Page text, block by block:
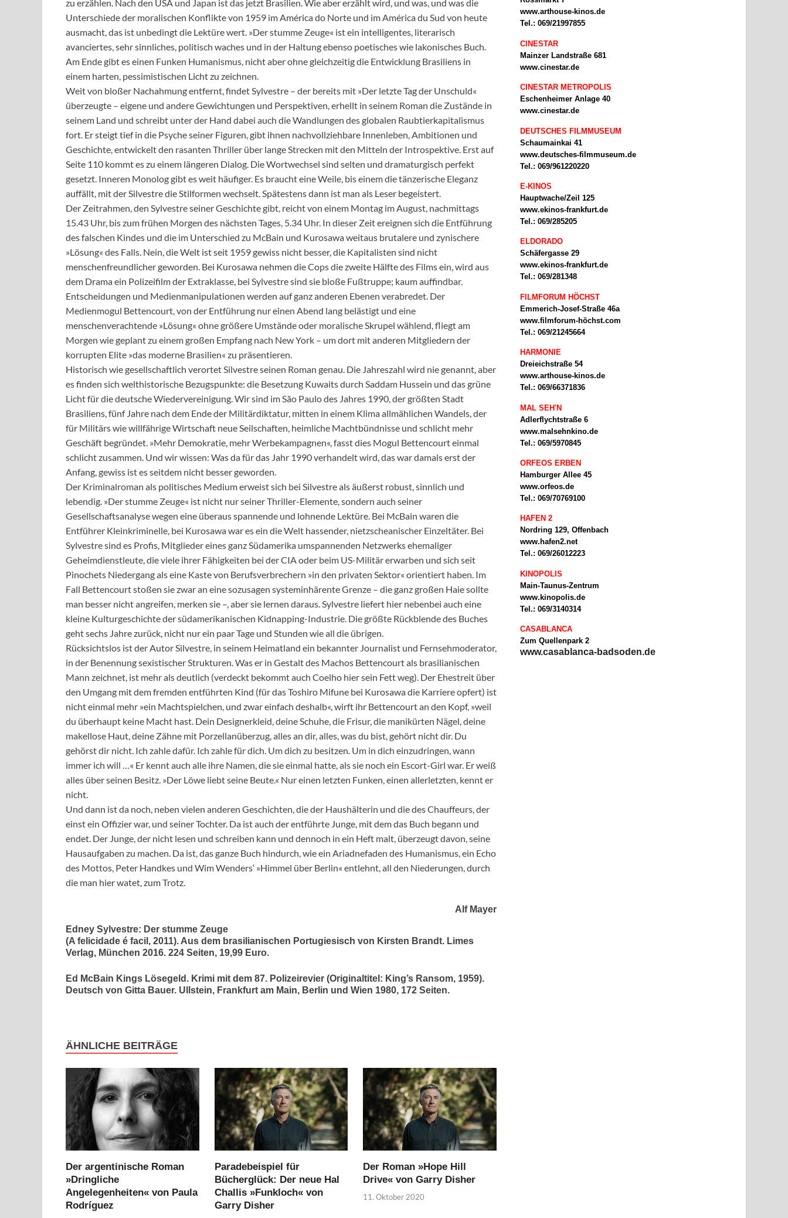
zu erzählen. Nach den USA und Japan ist das jetzt Brasilien. Wie aber erzählt wird, und was, und was die
Unterschiede der moralischen Konflikte von 1959 im América do Norte und im América du Sud von heute
ausmacht, das ist unbedingt die Lektüre wert. »Der stumme Zeuge« ist ein intelligentes, literarisch
avanciertes, sehr sinnliches, politisch waches und in der Haltung ebenso poetisches wie lakonisches Buch.
Am Ende gibt es einen Funken Humanismus, nicht aber ohne gleichzeitig die Entwicklung Brasiliens in
einem harten, pessimistischen Licht zu zeichnen.
Weit von bloßer Nachahmung entfernt, findet Sylvestre – der bereits mit »Der letzte Tag der Unschuld«
überzeugte – eigene und andere Gewichtungen und Perspektiven, erhellt in seinem Roman die Zustände in
seinem Land und schreibt unter der Hand dabei auch die Wandlungen des globalen Raubtierkapitalismus
fort. Er steigt tief in die Psyche seiner Figuren, gibt ihnen nachvollziehbare Innenleben, Ambitionen und
Geschichte, entwickelt den rasanten Thriller über lange Strecken mit den Mitteln der Introspektive. Erst auf
Seite 110 kommt es zu einem längeren Dialog. Die Wortwechsel sind selten und dramaturgisch perfekt
gesetzt. Inneren Monolog gibt es weit häufiger. Es braucht eine Weile, bis einem die tänzerische Eleganz
auffällt, mit der Silvestre die Stilformen wechselt. Spätestens dann ist man als Leser begeistert.
Der Zeitrahmen, den Sylvestre seiner Geschichte gibt, reicht von einem Montag im August, nachmittags
15.43 Uhr, bis zum frühen Morgen des nächsten Tages, 5.34 Uhr. In dieser Zeit ereignen sich die Entführung
des falschen Kindes und die im Unterschied zu McBain und Kurosawa weitaus brutalere und zynischere
»Lösung« des Falls. Nein, die Welt ist seit 1959 gewiss nicht besser, die Kapitalisten sind nicht
menschenfreundlicher geworden. Bei Kurosawa nehmen die Cops die zweite Hälfte des Films ein, wird aus
dem Drama ein Polizeifilm der Extraklasse, bei Sylvestre sind sie bloße Fußtruppe; kaum auffindbar.
Entscheidungen und Medienmanipulationen werden auf ganz anderen Ebenen verabredet. Der
Medienmogul Bettencourt, von der Entführung nur einen Abend lang belästigt und eine
menschenverachtende »Lösung« ohne größere Umstände oder moralische Skrupel wählend, fliegt am
Morgen wie geplant zu einem großen Empfang nach New York – um dort mit anderen Mitgliedern der
korrupten Elite »das moderne Brasilien« zu präsentieren.
Historisch wie gesellschaftlich verortet Silvestre seinen Roman genau. Die Jahreszahl wird nie genannt, aber
es finden sich welthistorische Bezugspunkte: die Besetzung Kuwaits durch Saddam Hussein und das grüne
Licht für die deutsche Wiedervereinigung. Wir sind im São Paulo des Jahres 1990, der größten Stadt
Brasiliens, fünf Jahre nach dem Ende der Militärdiktatur, mitten in einem Klima allmählichen Wandels, der
für Militärs wie willfährige Wirtschaft neue Seilschaften, heimliche Machtbündnisse und schlicht mehr
Geschäft begründet. »Mehr Demokratie, mehr Werbekampagnen«, fasst dies Mogul Bettencourt einmal
schlicht zusammen. Und wir wissen: Was da für das Jahr 1990 verhandelt wird, das war damals erst der
Anfang, gewiss ist es seitdem nicht besser geworden.
Der Kriminalroman als politisches Medium erweist sich bei Silvestre als äußerst robust, sinnlich und
lebendig. »Der stumme Zeuge« ist nicht nur seiner Thriller-Elemente, sondern auch seiner
Gesellschaftsanalyse wegen eine überaus spannende und lohnende Lektüre. Bei McBain waren die
Entführer Kleinkriminelle, bei Kurosawa war es ein die Welt hassender, nietzscheanischer Einzeltäter. Bei
Sylvestre sind es Profis, Mitglieder eines ganz Südamerika umspannenden Netzwerks ehemaliger
Geheimdienstleute, die viele ihrer Fähigkeiten bei der CIA oder beim US-Militär erwarben und sich seit
Pinochets Niedergang als eine Kaste von Berufsverbrechern »in den privaten Sektor« orientiert haben. Im
Fall Bettencourt stoßen sie zwar an eine sozusagen systeminhärente Grenze – die ganz großen Haie sollte
man besser nicht angreifen, merken sie –, aber sie lernen daraus. Sylvestre liefert hier nebenbei auch eine
kleine Kulturgeschichte der südamerikanischen Kidnapping-Industrie. Die größte Rückblende des Buches
geht sechs Jahre zurück, nicht nur ein paar Tage und Stunden wie all die übrigen.
Rücksichtslos ist der Autor Silvestre, in seinem Heimatland ein bekannter Journalist und Fernsehmoderator,
in der Benennung sexistischer Strukturen. Was er in Gestalt des Machos Bettencourt als brasilianischen
Mann zeichnet, ist mehr als deutlich (verdeckt bekommt auch Coelho hier sein Fett weg). Der Ehestreit über
den Umgang mit dem fremden entführten Kind (für das Toshiro Mifune bei Kurosawa die Karriere opfert) ist
nicht einmal mehr »ein Machtspielchen, und zwar einfach deshalb«, wirft ihr Bettencourt an den Kopf, »weil
du überhaupt keine Macht hast. Dein Designerkleid, deine Schuhe, die Frisur, die manikürten Nägel, deine
makellose Haut, deine Zähne mit Porzellanüberzug, alles an dir, alles, was du bist, gehört nicht dir. Du
gehörst dir nicht. Ich zahle dafür. Ich zahle für dich. Um dich zu besitzen. Um in dich einzudringen, wann
immer ich will …« Er kennt auch alle ihre Namen, die sie einmal hatte, als sie noch ein Escort-Girl war. Er weiß
alles über seinen Besitz. »Der Löwe liebt seine Beute.« Nur einen letzten Funken, einen allerletzten, kennt er
nicht.
Und dann ist da noch, neben vielen anderen Geschichten, die der Haushälterin und die des Chauffeurs, der
einst ein Offizier war, und seiner Tochter. Da ist auch der entführte Junge, mit dem das Buch begann und
endet. Der Junge, der nicht lesen und schreiben kann und dennoch in ein Heft malt, überzeugt davon, seine
Hausaufgaben zu machen. Da ist, das ganze Buch hindurch, wie ein Ariadnefaden des Humanismus, ein Echo
des Mottos, Peter Handkes und Wim Wenders‘ »Himmel über Berlin« entlehnt, all den Niederungen, durch
die man hier watet, zum Trotz.
Alf Mayer
Edney Sylvestre: Der stumme Zeuge
(A felicidade é facil, 2011). Aus dem brasilianischen Portugiesisch von Kirsten Brandt. Limes
Verlag, München 2016. 224 Seiten, 19,99 Euro.
Ed McBain Kings Lösegeld. Krimi mit dem 87. Polizeirevier (Originaltitel: King’s Ransom, 1959).
Deutsch von Gitta Bauer. Ullstein, Frankfurt am Main, Berlin und Wien 1980, 172 Seiten.
ÄHNLICHE BEITRÄGE
Der argentinische Roman
»Dringliche
Angelegenheiten« von Paula
Rodríguez
Paradebeispiel für
Bücherglück: Der neue Hal
Challis »Funkloch« von
Garry Disher
Der Roman »Hope Hill
Drive« von Garry Disher
11. Oktober 2020
www.arthouse-kinos.de
Tel.: 069/21997855
CINESTAR
Mainzer Landstraße 681
www.cinestar.de
CINESTAR METROPOLIS
Eschenheimer Anlage 40
www.cinestar.de
DEUTSCHES FILMMUSEUM
Schaumainkai 41
www.deutsches-filmmuseum.de
Tel.: 069/961220220
E-KINOS
Hauptwache/Zeil 125
www.ekinos-frankfurt.de
Tel.: 069/285205
ELDORADO
Schäfergasse 29
www.ekinos-frankfurt.de
Tel.: 069/281348
FILMFORUM HÖCHST
Emmerich-Josef-Straße 46a
www.filmforum-höchst.com
Tel.: 069/21245664
HARMONIE
Dreieichstraße 54
www.arthouse-kinos.de
Tel.: 069/66371836
MAL SEH'N
Adlerflychtstraße 6
www.malsehnkino.de
Tel.: 069/5970845
ORFEOS ERBEN
Hamburger Allee 45
www.orfeos.de
Tel.: 069/70769100
HAFEN 2
Nordring 129, Offenbach
www.hafen2.net
Tel.: 069/26012223
KINOPOLIS
Main-Taunus-Zentrum
www.kinopolis.de
Tel.: 069/3140314
CASABLANCA
Zum Quellenpark 2
www.casablanca-badsoden.de